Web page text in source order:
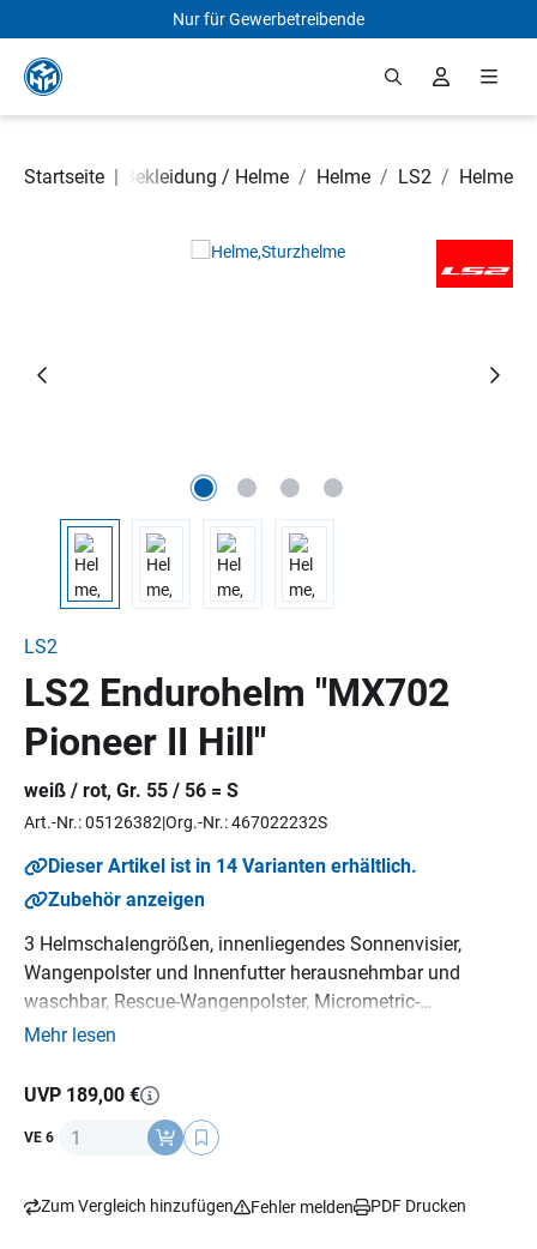
Zum Hauptinhalt springen
Nur für Gewerbetreibende
Startseite |
Rollerteile Bekleidung / Helme / Helme / LS2 / Helme
Bildergalerie überspringen
LS2
LS2 Endurohelm "MX702
Pioneer II Hill"
weiß / rot, Gr. 55 / 56 = S
Art.-Nr.: 05126382 Org.-Nr.: 467022232S
Dieser Artikel ist in 14 Varianten erhältlich.
Zubehör anzeigen
3 Helmschalengrößen, innenliegendes Sonnenvisier,
Wangenpolster und Innenfutter herausnehmbar und
waschbar, Rescue-Wangenpolster, Micrometric-
Verschluss, Helmschirm abnehmbar, Vorbereitung für
Material: KPA lackiert, Gewicht: 1400 g (+/- 50 g),
Mehr lesen
UVP 189,00 €
VE 6 Anzahl
Zum Vergleich hinzufügen Fehler melden PDF Drucken